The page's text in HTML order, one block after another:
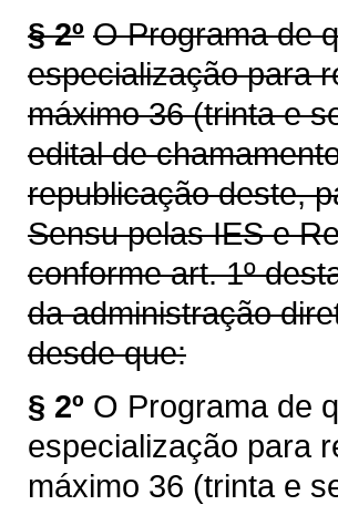
§ 2º O Programa de
especialização para
máximo 36 (trinta e
edital de
republicação deste,
Sensu pelas IES e
conforme art. 1º
da administração
desde que:
§ 2º O Programa de
especialização para
máximo 36 (trinta e